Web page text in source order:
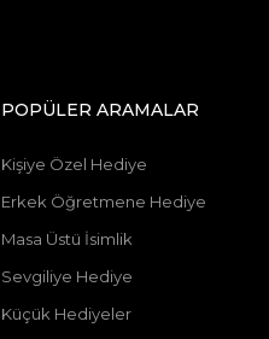
POPÜLER ARAMALAR
Kişiye Özel Hediye
Erkek Öğretmene Hediye
Masa Üstü İsimlik
Sevgiliye Hediye
Küçük Hediyeler